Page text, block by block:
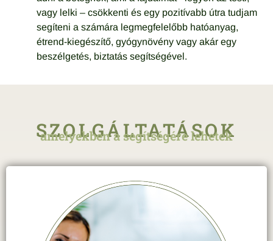
vagy lelki – csökkenti és egy pozitívabb útra tudjam
segíteni a számára legmegfelelőbb hatóanyag,
étrend-kiegészítő, gyógynövény vagy akár egy
beszélgetés, biztatás segítségével.
SZOLGÁLTATÁSOK
amelyekben a segítségére lehetek